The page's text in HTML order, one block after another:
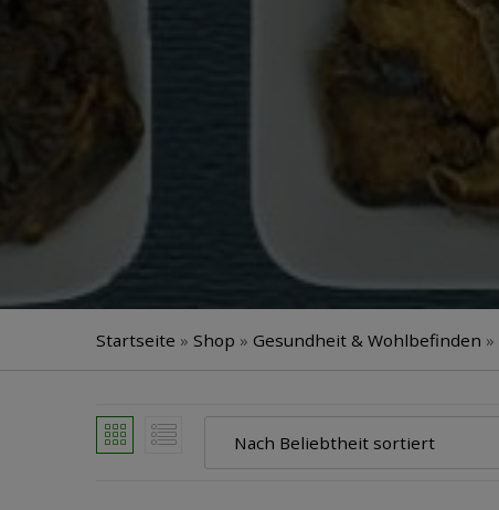
Startseite » Shop » Gesundheit & Wohlbefinden »